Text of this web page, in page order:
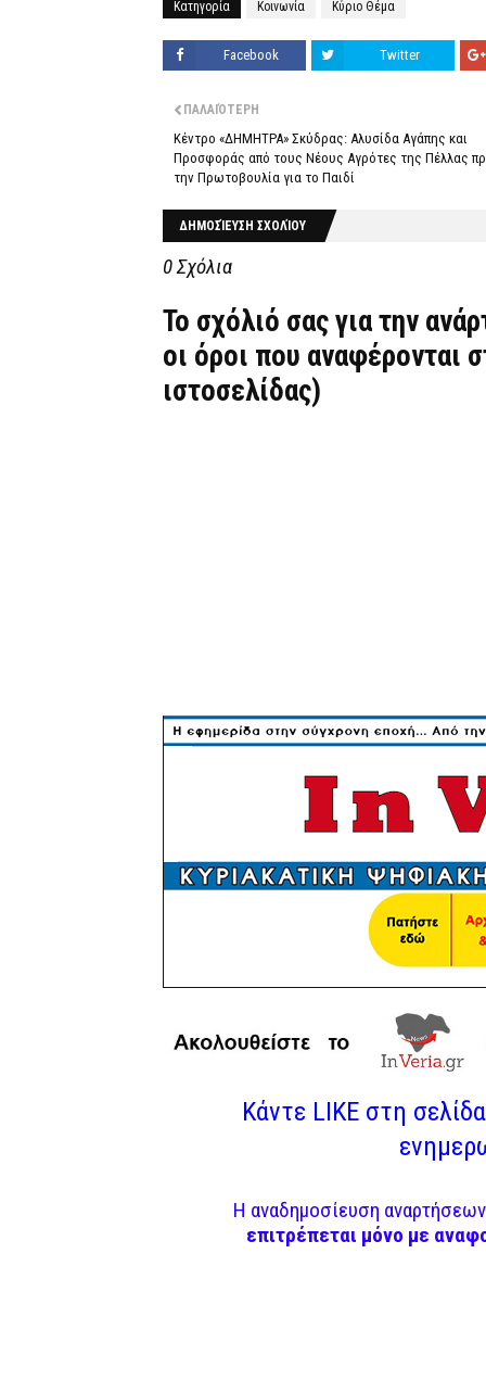
Κατηγορία Κοινωνία Κύριο Θέμα
Facebook Twitter
ΠΑΛΑΙΌΤΕΡΗ
Κέντρο «ΔΗΜΗΤΡΑ» Σκύδρας: Αλυσίδα Αγάπης και
Προσφοράς από τους Νέους Αγρότες της Πέλλας
την Πρωτοβουλία για το Παιδί
ΔΗΜΟΣΊΕΥΣΗ ΣΧΟΛΊΟΥ
0 Σχόλια
Το σχόλιό σας για την
οι όροι που αναφέρονται
ιστοσελίδας)
Κάντε LIKE στη
Η αναδημοσίευση
επιτρέπεται μόνο με